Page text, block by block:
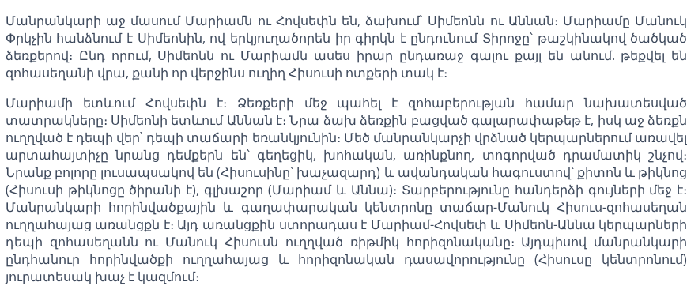
Մանրանկարի աջ մասում Մարիամն ու Հովսեփն են, ձախում՝ Սիմեոնն ու Աննան։ Մարիամը Մանուկ
Փրկչին հանձնում է Սիմեոնին, ով երկյուղածորեն իր գիրկն է ընդունում Տիրոջը՝ թաշկինակով ծածկած
ձեռքերով։ Ընդ որում, Սիմեոնն ու Մարիամն ասես իրար ընդառաջ գալու քայլ են անում. թեքվել են
զոհասեղանի վրա, քանի որ վերջինս ուղիղ Հիսուսի ոտքերի տակ է։
Մարիամի ետևում Հովսեփն է։ Ձեռքերի մեջ պահել է զոհաբերության համար նախատեսված
տատրակները։ Սիմեոնի ետևում Աննան է։ Նրա ձախ ձեռքին բացված գալարափաթեթ է, իսկ աջ ձեռքն
ուղղված է դեպի վեր՝ դեպի տաճարի եռանկյունին։ Մեծ մանրանկարչի վրձնած կերպարներում առավել
արտահայտիչը նրանց դեմքերն են՝ գեղեցիկ, խոհական, առինքնող, տոգորված դրամատիկ շնչով։
Նրանք բոլորը լուսապսակով են (Հիսուսինը՝ խաչազարդ) և ավանդական հագուստով՝ քիտոն և թիկնոց
(Հիսուսի թիկնոցը ծիրանի է), գլխաշոր (Մարիամ և Աննա)։ Տարբերությունը հանդերձի գույների մեջ է։
Մանրանկարի հորինվածքային և գաղափարական կենտրոնը տաճար-Մանուկ Հիսուս-զոհասեղան
ուղղահայաց առանցքն է։ Այդ առանցքին ստորադաս է Մարիամ-Հովսեփ և Սիմեոն-Աննա կերպարների
դեպի զոհասեղանն ու Մանուկ Հիսուսն ուղղված ռիթմիկ հորիզոնականը։ Այդպիսով մանրանկարի
ընդհանուր հորինվածքի ուղղահայաց և հորիզոնական դասավորությունը (Հիսուսը կենտրոնում)
յուրատեսակ խաչ է կազմում։